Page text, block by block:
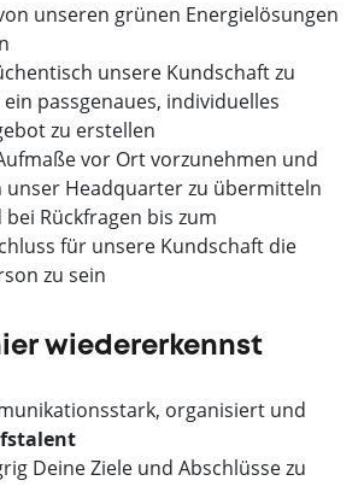
unseren grünen Energielösungen
unsere Kundschaft zu
passgenaues, individuelles
zu erstellen
vor Ort vorzunehmen und
unser Headquarter zu übermitteln
Rückfragen bis zum
für unsere Kundschaft die
zu sein
wiedererkennst
organisiert und
Deine Ziele und Abschlüsse zu